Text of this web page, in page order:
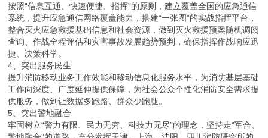
按照“信息互通、快速便捷、指挥”的原则，建立覆盖全国的应急通信
系统，提升应急通信网络覆盖能力，搭建“一张图”的实战指挥平台，
整合灭火应急救援基础信息和社会资源，做到灭火救援预案随机调阅
查询、作战全程评估和灾害事故发展趋势预判，确保指挥作战响应迅
捷、决策科学。
4、突出服务民生
提升消防移动业务工作效能和移动信息化服务水平，为消防基层基础
工作向深度、广度延伸提供保障，为社会公众个性化消防安全需求提
供服务，做到让数据多跑路、群众少跑腿。
5、突出警地融合
牢固树立“警力有限、民力无穷、科技力无尽”的理念，坚持走“军合、